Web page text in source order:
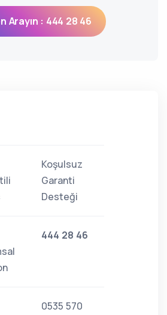
Arayın : 444 28 46
Koşulsuz
Garanti
Desteği
444 28 46
0535 570